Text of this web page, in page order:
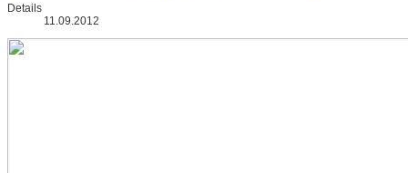
Details
11.09.2012